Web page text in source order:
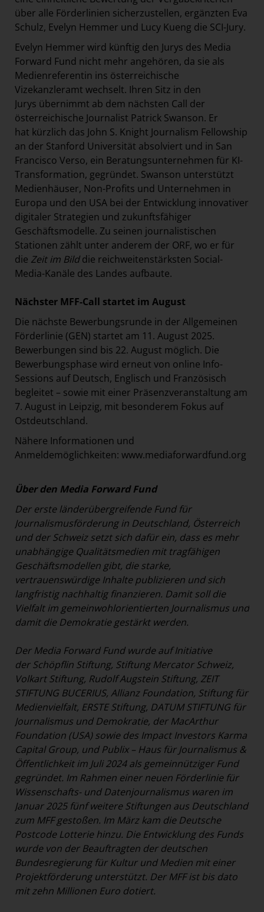
über alle Förderlinien sicherzustellen, ergänzten Eva
Schulz, Evelyn Hemmer und Lucy Kueng die SCI-Jury.
Evelyn Hemmer wird künftig den Jurys des Media
Forward Fund nicht mehr angehören, da sie als
Medienreferentin ins österreichische
Vizekanzleramt wechselt. Ihren Sitz in den
Jurys übernimmt ab dem nächsten Call der
österreichische Journalist Patrick Swanson. Er
hat kürzlich das John S. Knight Journalism Fellowship
an der Stanford Universität absolviert und in San
Francisco Verso, ein Beratungsunternehmen für KI-
Transformation, gegründet. Swanson unterstützt
Medienhäuser, Non-Profits und Unternehmen in
Europa und den USA bei der Entwicklung innovativer
digitaler Strategien und zukunftsfähiger
Geschäftsmodelle. Zu seinen journalistischen
Stationen zählt unter anderem der ORF, wo er für
die Zeit im Bilddie reichweitenstärksten Social-
Media-Kanäle des Landes aufbaute.
Nächster MFF-Call startet im August
Die nächste Bewerbungsrunde in der Allgemeinen
Förderlinie (GEN) startet am 11. August 2025.
Bewerbungen sind bis 22. August möglich. Die
Bewerbungsphase wird erneut von online Info-
Sessions auf Deutsch, Englisch und Französisch
begleitet – sowie mit einer Präsenzveranstaltung am
7. August in Leipzig, mit besonderem Fokus auf
Ostdeutschland.
Nähere Informationen und
Anmeldemöglichkeiten: www.mediaforwardfund.org
Über den Media Forward Fund
Der erste länderübergreifende Fund für
Journalismusförderung in Deutschland, Österreich
und der Schweiz setzt sich dafür ein, dass es mehr
unabhängige Qualitätsmedien mit tragfähigen
Geschäftsmodellen gibt, die starke,
vertrauenswürdige Inhalte publizieren und sich
langfristig nachhaltig finanzieren. Damit soll die
Vielfalt im gemeinwohlorientierten Journalismus und
damit die Demokratie gestärkt werden.
Der Media Forward Fund wurde auf Initiative
der Schöpflin Stiftung, Stiftung Mercator Schweiz,
Volkart Stiftung, Rudolf Augstein Stiftung, ZEIT
STIFTUNG BUCERIUS, Allianz Foundation, Stiftung für
Medienvielfalt, ERSTE Stiftung, DATUM STIFTUNG für
Journalismus und Demokratie, der MacArthur
Foundation (USA) sowie des Impact Investors Karma
Capital Group, und Publix – Haus für Journalismus &
Öffentlichkeit im Juli 2024 als gemeinnütziger Fund
gegründet. Im Rahmen einer neuen Förderlinie für
Wissenschafts- und Datenjournalismus waren im
Januar 2025 fünf weitere Stiftungen aus Deutschland
zum MFF gestoßen. Im März kam die Deutsche
Postcode Lotterie hinzu. Die Entwicklung des Funds
wurde von der Beauftragten der deutschen
Bundesregierung für Kultur und Medien mit einer
Projektförderung unterstützt. Der MFF ist bis dato
mit zehn Millionen Euro dotiert.